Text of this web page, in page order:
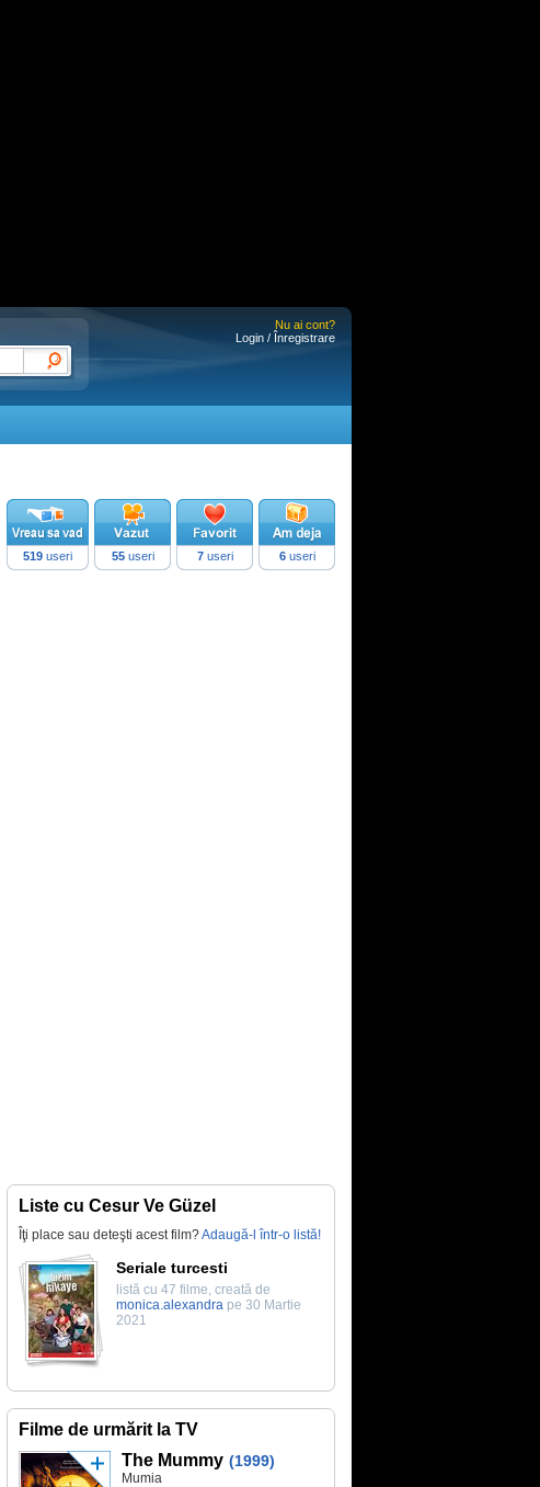
Nu ai cont?
Login / Înregistrare
519 useri 55useri 7useri 6useri
Liste cu Cesur Ve Güzel
Îţi place sau deteşti acest film?Adaugă-l într-o listă!
Seriale turcesti
listă cu 47 filme, creată de
monica.alexandra pe 30 Martie
2021
Filme de urmărit la TV
The Mummy (1999)
Mumia